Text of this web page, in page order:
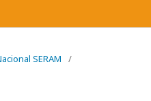
SERAM
/